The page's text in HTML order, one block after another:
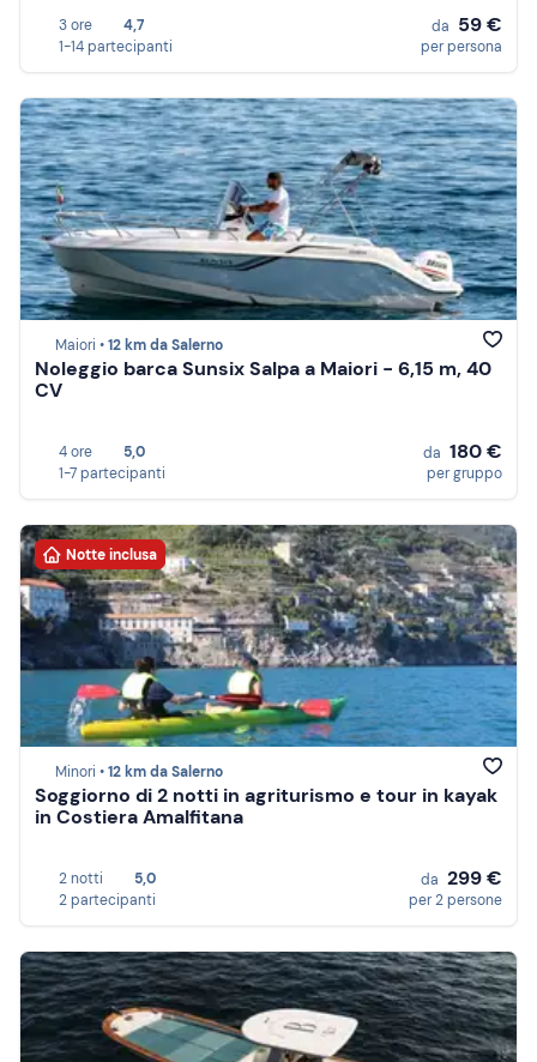
3 ore
4,7
1-14 partecipanti
da 59 €
per persona
Maiori •12 km da Salerno
Noleggio barca Sunsix Salpa a Maiori - 6,15 m, 40
CV
4 ore
5,0
1-7 partecipanti
da 180 €
per gruppo
Notte inclusa
Minori •12 km da Salerno
Soggiorno di 2 notti in agriturismo e tour in kayak
in Costiera Amalfitana
2 notti
5,0
2 partecipanti
da 299 €
per 2 persone